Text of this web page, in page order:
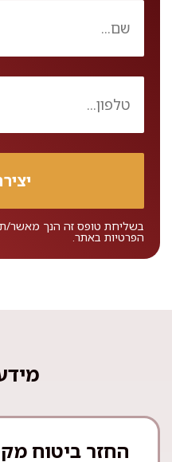
בשליחת טופס זה הנך מאשר/
הפרטיות באתר.
החזר ביטוח